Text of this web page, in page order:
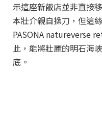
示這座新飯店並非直接
本壯介親自操刀，但這
PASONA natureverse
此，能將壯麗的明石海
底。